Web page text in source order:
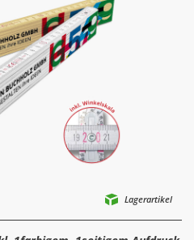
Lagerartikel